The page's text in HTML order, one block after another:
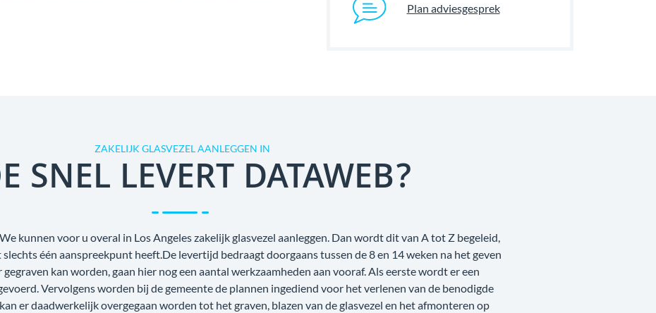
Plan adviesgesprek
ZAKELIJK GLASVEZEL AANLEGGEN IN
SNEL LEVERT DATAWEB?
kunnen voor u overal in Los Angeles zakelijk glasvezel aanleggen. Dan wordt dit van A tot Z begeleid,
één aanspreekpunt heeft.De levertijd bedraagt doorgaans tussen de 8 en 14 weken na het geven
kan worden, gaan hier nog een aantal werkzaamheden aan vooraf. Als eerste wordt er een
Vervolgens worden bij de gemeente de plannen ingediend voor het verlenen van de benodigde
er daadwerkelijk overgegaan worden tot het graven, blazen van de glasvezel en het afmonteren op